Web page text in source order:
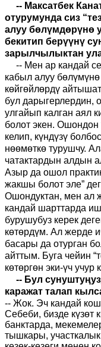
-- Максатбек
отурумунда сиз
алуу бөлүмдөрүнө
бекитип берүүнү
зарылчылыктан
-- Мен ар кандай
кабыл алуу
көйгөйлөрдү
бул дарыгерлердин,
улгайып калган аял
болот экен. Ошондон
келип, күндүзү
нөөмөткө турушчу.
чатактардын алдын
Азыр да ошол
жакшы болот эле”
Ошондуктан, мен ал
кандай шарттарда
бурушубуз керек
көтөрдүм. Ал жерде
басары да отурган
айттым. Буга чейин
көтөргөн эки-үч учур
-- Бул
каражат талап
-- Жок. Эч кандай
Себеби, бизде күзөт
банктарда,
тышкары,